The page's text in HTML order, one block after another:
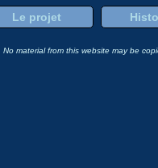
Le projet
No material from this website may be